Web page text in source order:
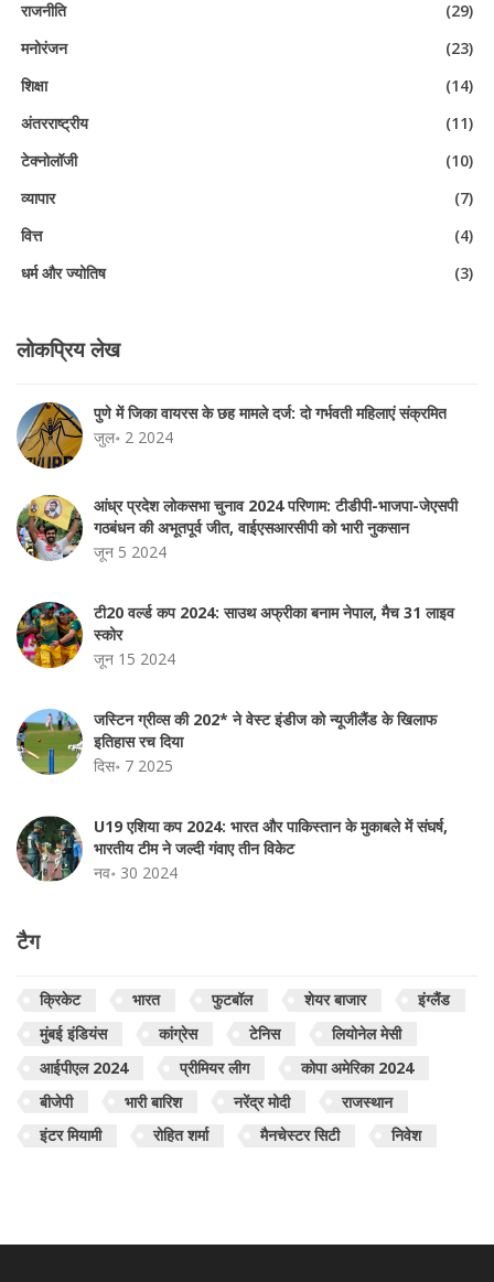
राजनीति
(29)
मनोरंजन
(23)
शिक्षा
(14)
अंतरराष्ट्रीय
(11)
टेक्नोलॉजी
(10)
व्यापार
(7)
वित्त
(4)
धर्म और ज्योतिष
(3)
लोकप्रिय लेख
पुणे में जिका वायरस के छह मामले दर्ज: दो गर्भवती महिलाएं संक्रमित
जुल॰ 2 2024
आंध्र प्रदेश लोकसभा चुनाव 2024 परिणाम: टीडीपी-भाजपा-जेएसपी
गठबंधन की अभूतपूर्व जीत, वाईएसआरसीपी को भारी नुकसान
जून 5 2024
टी20 वर्ल्ड कप 2024: साउथ अफ्रीका बनाम नेपाल, मैच 31 लाइव
स्कोर
जून 15 2024
जस्टिन ग्रीव्स की 202* ने वेस्ट इंडीज को न्यूजीलैंड के खिलाफ
इतिहास रच दिया
दिस॰ 7 2025
U19 एशिया कप 2024: भारत और पाकिस्तान के मुकाबले में संघर्ष,
भारतीय टीम ने जल्दी गंवाए तीन विकेट
नव॰ 30 2024
टैग
क्रिकेट भारत फुटबॉल शेयर बाजार
इंग्लैंड
मुंबई इंडियंस
कांग्रेस टेनिस
लियोनेल मेसी
आईपीएल 2024
प्रीमियर लीग
कोपा अमेरिका 2024
बीजेपी
भारी बारिश नरेंद्र मोदी
राजस्थान
इंटर मियामी
रोहित शर्मा मैनचेस्टर सिटी निवेश